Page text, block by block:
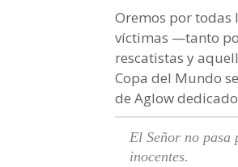
Oremos por todas
víctimas —tanto
rescatistas y
Copa del Mundo
de Aglow
El Señor no
inocentes.